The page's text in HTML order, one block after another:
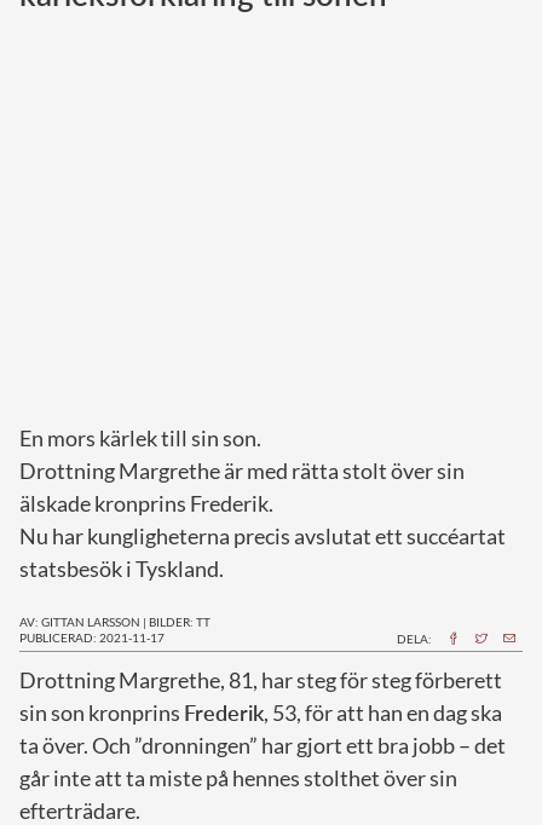
Monacos furstehus
En mors kärlek till sin son.
Drottning Margrethe är med rätta stolt över sin
älskade kronprins Frederik.
Nu har kungligheterna precis avslutat ett succéartat
statsbesök i Tyskland.
AV: GITTAN LARSSON | BILDER: TT
PUBLICERAD: 2021-11-17
DELA:
Drottning Margrethe, 81, har steg för steg förberett
sin son kronprins Frederik, 53, för att han en dag ska
ta över. Och ”dronningen” har gjort ett bra jobb – det
går inte att ta miste på hennes stolthet över sin
efterträdare.